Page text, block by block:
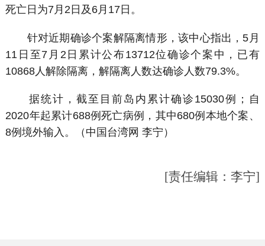
死亡日为7月2日及6月17日。
针对近期确诊个案解隔离情形，该中心指出，5月
11日至7月2日累计公布13712位确诊个案中，已有
10868人解除隔离，解隔离人数达确诊人数79.3%。
据统计，截至目前岛内累计确诊15030例；自
2020年起累计688例死亡病例，其中680例本地个案、
8例境外输入。（中国台湾网 李宁）
[责任编辑：李宁]